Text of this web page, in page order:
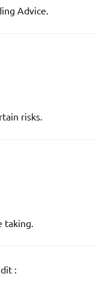
Advice.
risks.
taking.
dit :